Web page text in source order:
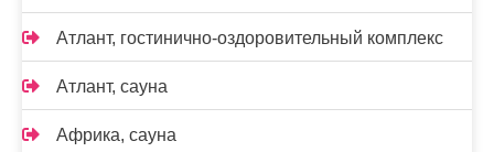
Атлант, гостинично-оздоровительный комплекс
Атлант, сауна
Африка, сауна